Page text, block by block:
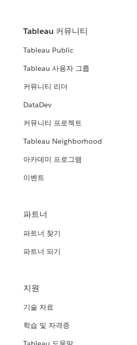
Tableau 커뮤니티
Tableau Public
Tableau 사용자 그룹
커뮤니티 리더
DataDev
커뮤니티 프로젝트
Tableau Neighborhood
아카데미 프로그램
이벤트
파트너
파트너 찾기
파트너 되기
지원
기술 자료
학습 및 자격증